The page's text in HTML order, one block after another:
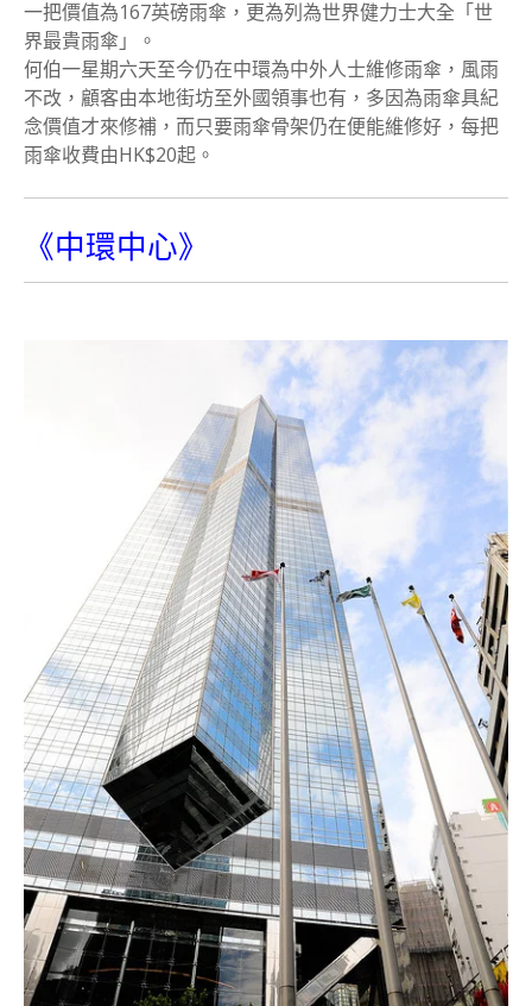
一把價值為167英磅雨傘，更為列為世界健力士大全「世
界最貴雨傘」。
何伯一星期六天至今仍在中環為中外人士維修雨傘，風雨
不改，顧客由本地街坊至外國領事也有，多因為雨傘具紀
念價值才來修補，而只要雨傘骨架仍在便能維修好，每把
雨傘收費由HK$20起。
《中環中心》